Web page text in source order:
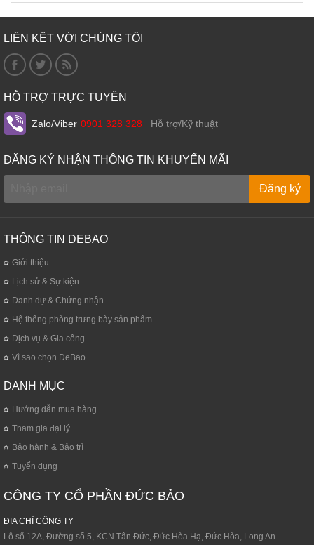
LIÊN KẾT VỚI CHÚNG TÔI
HỖ TRỢ TRỰC TUYẾN
Zalo/Viber 0901 328 328 Hỗ trợ/Kỹ thuật
ĐĂNG KÝ NHẬN THÔNG TIN KHUYẾN MÃI
THÔNG TIN DEBAO
Giới thiệu
Lịch sử & Sự kiện
Danh dự & Chứng nhận
Hệ thống phòng trưng bày sản phẩm
Dịch vụ & Gia công
Vì sao chọn DeBao
DANH MỤC
Hướng dẫn mua hàng
Tham gia đại lý
Bảo hành & Bảo trì
Tuyển dụng
CÔNG TY CỔ PHẦN ĐỨC BẢO
ĐỊA CHỈ CÔNG TY
Lô số 12A, Đường số 5, KCN Tân Đức, Đức Hòa Hạ, Đức Hòa, Long An